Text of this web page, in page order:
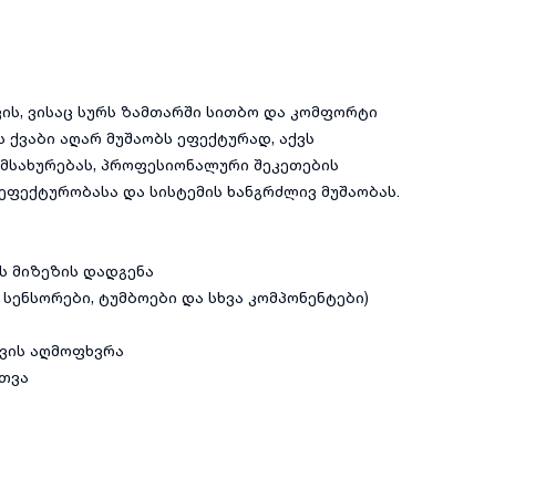
ვისაც სურს ზამთარში სითბო და კომფორტი
აღარ მუშაობს ეფექტურად, აქვს
პროფესიონალური შეკეთების
და სისტემის ხანგრძლივ მუშაობას.
მიზეზის დადგენა
ტუმბოები და სხვა კომპონენტები)
აღმოფხვრა